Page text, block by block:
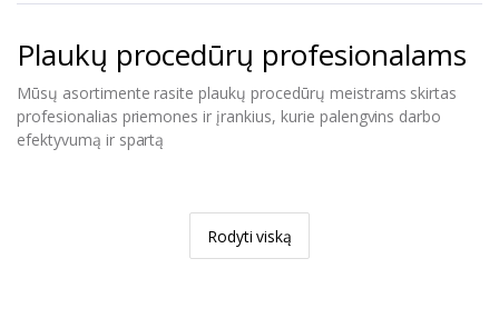
Plaukų procedūrų profesionalams
Mūsų asortimente rasite plaukų procedūrų meistrams skirtas
profesionalias priemones ir įrankius, kurie palengvins darbo
efektyvumą ir spartą
Rodyti viską